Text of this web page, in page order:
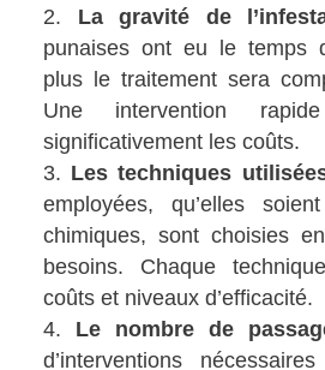
La gravité de
punaises ont eu le temps
plus le traitement sera
Une intervention
significativement les coûts.
Les techniques
employées, qu’elles
chimiques, sont choisies
besoins. Chaque
coûts et niveaux d’efficacité.
Le nombre de
d’interventions